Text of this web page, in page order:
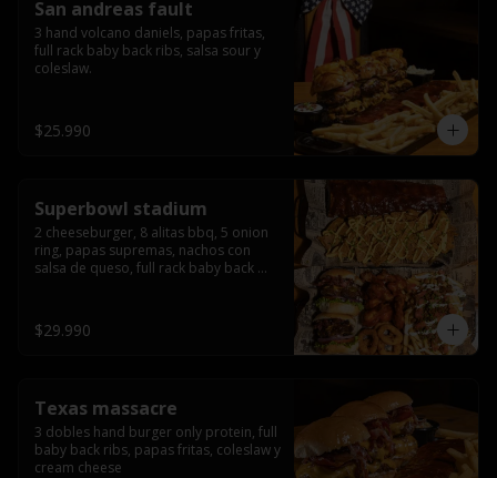
San andreas fault
3 hand volcano daniels, papas fritas,
full rack baby back ribs, salsa sour y
coleslaw.
$25.990
Superbowl stadium
2 cheeseburger, 8 alitas bbq, 5 onion
ring, papas supremas, nachos con
salsa de queso, full rack baby back
$29.990
Texas massacre
3 dobles hand burger only protein, full
baby back ribs, papas fritas, coleslaw y
cream cheese